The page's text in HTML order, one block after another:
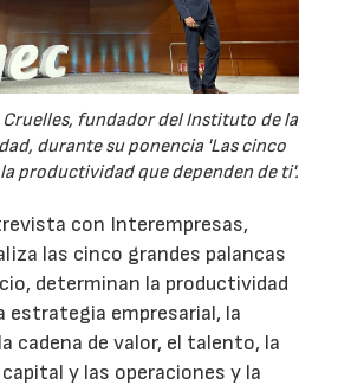
Cruelles, fundador del Instituto de la
durante su ponencia 'Las cinco
productividad que dependen de ti'.
con Interempresas,
las cinco grandes palancas
determinan la productividad
estrategia empresarial, la
cadena de valor, el talento, la
y las operaciones y la